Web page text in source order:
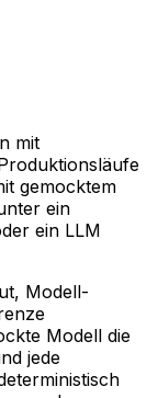
mit
gemocktem
ein
ein LLM
Modell-
Modell die
jede